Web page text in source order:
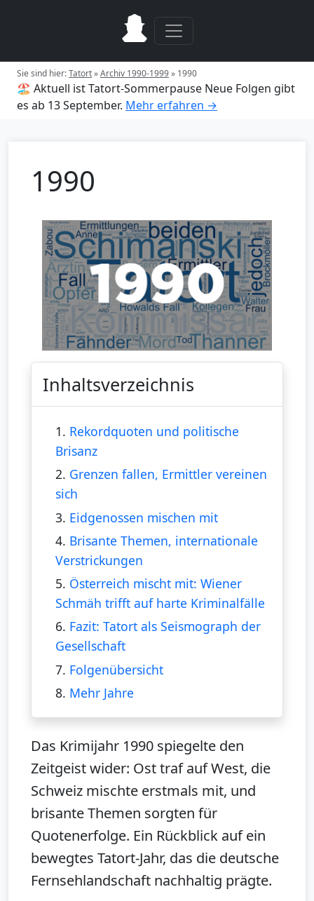
Sie sind hier:Tatort»Archiv 1990-1999» 1990
🏖️ Aktuell ist Tatort-Sommerpause Neue Folgen gibt
es ab 13 September. Mehr erfahren →
1990
Inhaltsverzeichnis
1. Rekordquoten und politische
Brisanz
2. Grenzen fallen, Ermittler vereinen
sich
3. Eidgenossen mischen mit
4. Brisante Themen, internationale
Verstrickungen
5. Österreich mischt mit: Wiener
Schmäh trifft auf harte Kriminalfälle
6. Fazit: Tatort als Seismograph der
Gesellschaft
7. Folgenübersicht
8. Mehr Jahre
Das Krimijahr 1990 spiegelte den
Zeitgeist wider: Ost traf auf West, die
Schweiz mischte erstmals mit, und
brisante Themen sorgten für
Quotenerfolge. Ein Rückblick auf ein
bewegtes Tatort-Jahr, das die deutsche
Fernsehlandschaft nachhaltig prägte.